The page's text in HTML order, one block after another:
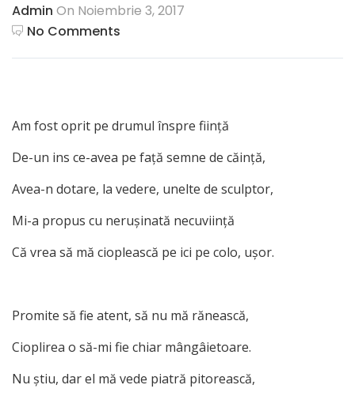
Admin On Noiembrie 3, 2017
No Comments
Am fost oprit pe drumul înspre fiinţă
De-un ins ce-avea pe faţă semne de căinţă,
Avea-n dotare, la vedere, unelte de sculptor,
Mi-a propus cu neruşinată necuviinţă
Că vrea să mă cioplească pe ici pe colo, uşor.
Promite să fie atent, să nu mă rănească,
Cioplirea o să-mi fie chiar mângâietoare.
Nu ştiu, dar el mă vede piatră pitorească,